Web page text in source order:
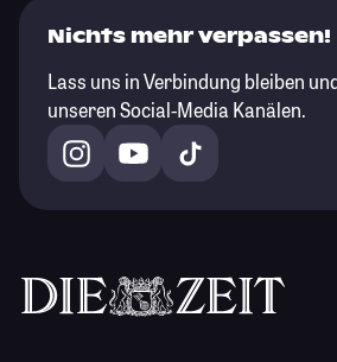
Nichts mehr verpassen!
Lass uns in Verbindung bleiben
unseren Social-Media Kanälen.